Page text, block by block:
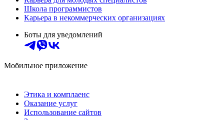
Школа программистов
Карьера в некоммерческих организациях
Боты для уведомлений
Мобильное приложение
Этика и комплаенс
Оказание услуг
Использование сайтов